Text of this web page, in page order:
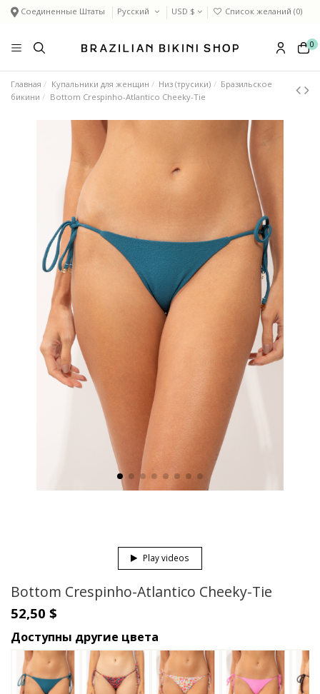
Соединенные Штаты Русский USD $ Список желаний (0)
0
Главная Купальники для женщин Низ (трусики)
Бразильское
бикини
Bottom Crespinho-Atlantico Cheeky-Tie
Play videos
Bottom Crespinho-Atlantico Cheeky-Tie
52,50 $
Доступны другие цвета